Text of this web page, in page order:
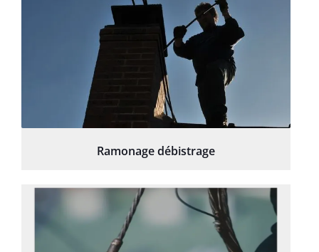
Ramonage débistrage